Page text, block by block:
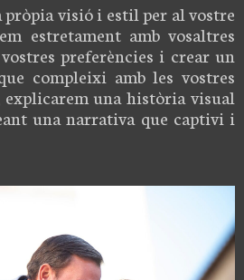
pròpia visió i estil per al vostre
estretament amb vosaltres
preferències i crear un
compleixi amb les vostres
explicarem una història visual
una narrativa que captivi i